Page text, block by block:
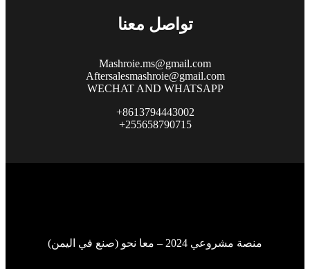
تواصل معنا
Mashroie.ms@gmail.com
Aftersalesmashroie@gmail.com
WECHAT AND WHATSAPP
+8613794443002
+255658790715
منصة مشروعي 2024 – معا نحو (صنع في اليمن)